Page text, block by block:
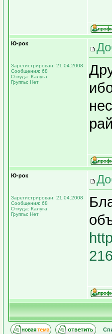
Ю-рок
Зарегистрирован: 21.04.2008
Сообщения: 68
Откуда: Калуга
Группы: Нет
Ю-рок
Зарегистрирован: 21.04.2008
Сообщения: 68
Откуда: Калуга
Группы: Нет